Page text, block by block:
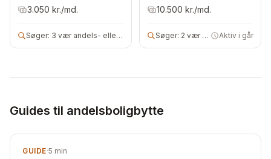
3.050 kr./md.
Søger: 3 vær andels- eller ejerbolig
10.500 kr./md.
Søger: 2 vær andelsbolig Aktiv i går
Guides til andelsboligbytte
GUIDE·5 min